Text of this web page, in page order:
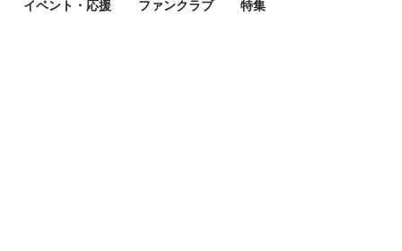
イベント・応援 ファンクラブ 特集